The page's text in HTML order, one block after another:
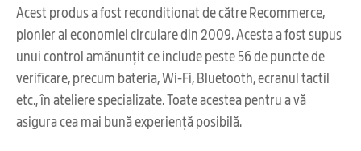
Acest produs a fost reconditionat de către Recommerce,
pionier al economiei circulare din 2009. Acesta a fost supus
unui control amănunțit ce include peste 56 de puncte de
verificare, precum bateria, Wi-Fi, Bluetooth, ecranul tactil
etc., în ateliere specializate. Toate acestea pentru a vă
asigura cea mai bună experiență posibilă.